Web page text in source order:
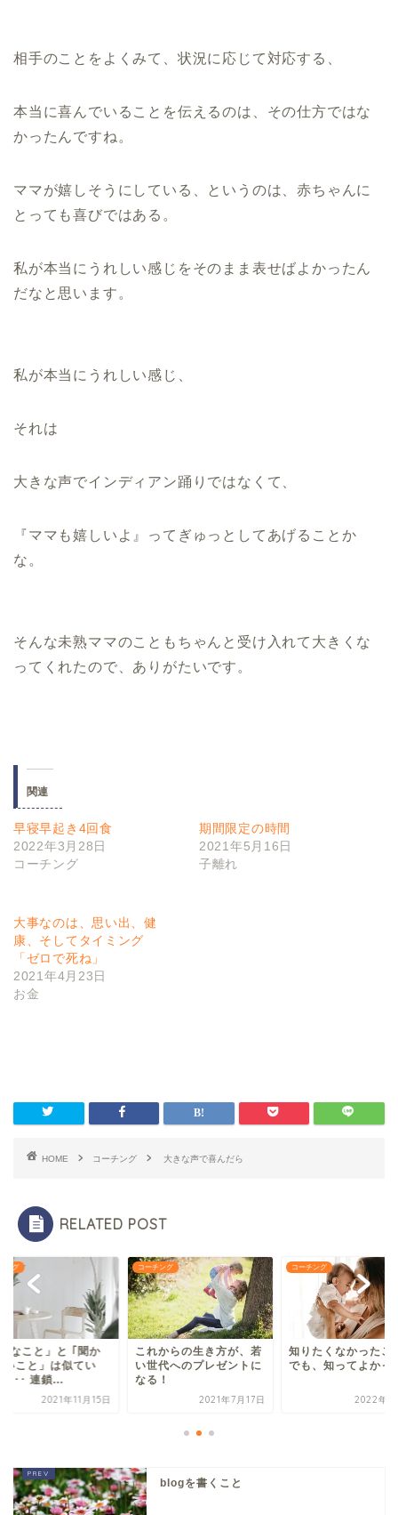
相手のことをよくみて、状況に応じて対応する、
本当に喜んでいることを伝えるのは、その仕方ではな
かったんですね。
ママが嬉しそうにしている、というのは、赤ちゃんに
とっても喜びではある。
私が本当にうれしい感じをそのまま表せばよかったん
だなと思います。
私が本当にうれしい感じ、
それは
大きな声でインディアン踊りではなくて、
『ママも嬉しいよ』ってぎゅっとしてあげることか
な。
そんな未熟ママのこともちゃんと受け入れて大きくな
ってくれたので、ありがたいです。
関連
早寝早起き4回食
2022年3月28日
コーチング
期間限定の時間
2021年5月16日
子離れ
大事なのは、思い出、健
康、そしてタイミング
「ゼロで死ね」
2021年4月23日
お金
HOME コーチング 大きな声で喜んだら
RELATED POST
ング
なこと」と ｢聞か
いこと」は似てい
･･･ 連鎖...
2021年11月15日
コーチング
これからの生き方が、若
い世代へのプレゼントに
なる！
2021年7月17日
コーチング
知りたくなかった
でも、知ってよかっ
2022年2
blogを書くこと